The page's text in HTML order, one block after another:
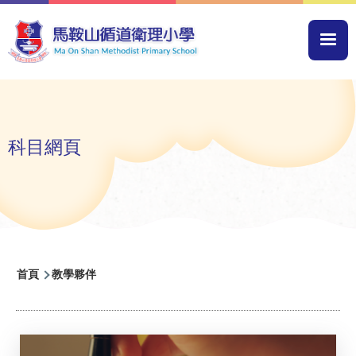
移至主內容
科目網頁
導
連
首頁 教學夥伴